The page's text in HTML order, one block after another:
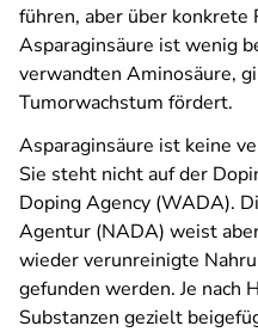
führen, aber über konkrete
Asparaginsäure ist wenig
verwandten Aminosäure,
Tumorwachstum fördert.
Asparaginsäure ist keine
Sie steht nicht auf der
Doping Agency (WADA).
Agentur (NADA) weist
wieder verunreinigte
gefunden werden. Je nach
Substanzen gezielt